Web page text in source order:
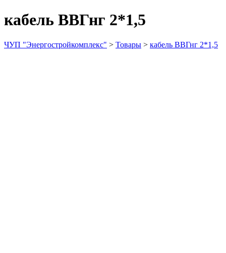
кабель ВВГнг 2*1,5
ЧУП "Энергостройкомплекс" > Товары > кабель ВВГнг 2*1,5